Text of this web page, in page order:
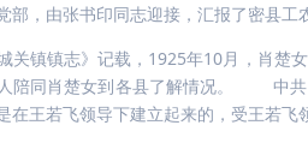
部，由张书印同志迎接，汇报了密县工
关镇镇志》记载，1925年10月，肖楚
陪同肖楚女到各县了解情况。 中共
在王若飞领导下建立起来的，受王若飞